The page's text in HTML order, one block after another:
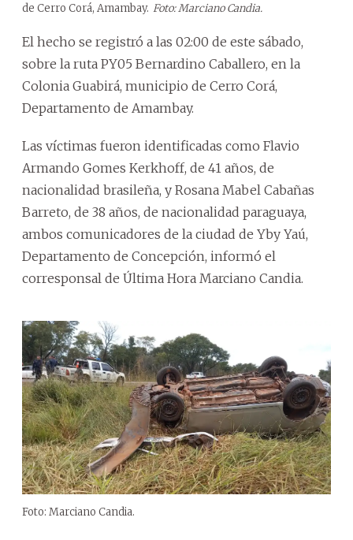
de Cerro Corá, Amambay. Foto: Marciano Candia.
El hecho se registró a las 02:00 de este sábado,
sobre la ruta PY05 Bernardino Caballero, en la
Colonia Guabirá, municipio de Cerro Corá,
Departamento de Amambay.
Las víctimas fueron identificadas como Flavio
Armando Gomes Kerkhoff, de 41 años, de
nacionalidad brasileña, y Rosana Mabel Cabañas
Barreto, de 38 años, de nacionalidad paraguaya,
ambos comunicadores de la ciudad de Yby Yaú,
Departamento de Concepción, informó el
corresponsal de Última Hora Marciano Candia.
Foto: Marciano Candia.